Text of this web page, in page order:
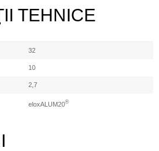
TEHNICE
32
10
2,7
eloxALUM20®